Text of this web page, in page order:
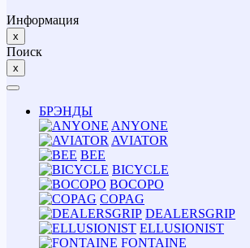
Информация
x
Поиск
x
БРЭНДЫ
ANYONE
AVIATOR
BEE
BICYCLE
BOCOPO
COPAG
DEALERSGRIP
ELLUSIONIST
FONTAINE